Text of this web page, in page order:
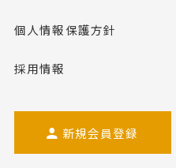
個人情報保護方針
採用情報
新規会員登録